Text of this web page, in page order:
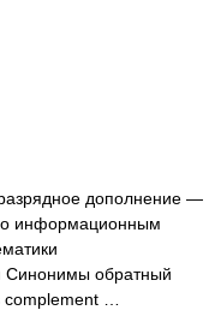
дополнение —
информационным
Синонимы обратный
complement …